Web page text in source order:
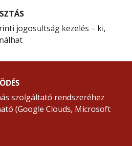
jogosultság kezelés – ki,
szolgáltató rendszeréhez
(Google Clouds, Microsoft